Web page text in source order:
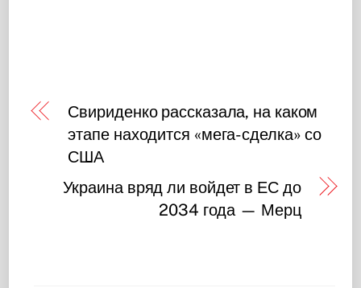
Свириденко рассказала, на каком
этапе находится «мега-сделка» со
США
Украина вряд ли войдет в ЕС до
2034 года — Мерц